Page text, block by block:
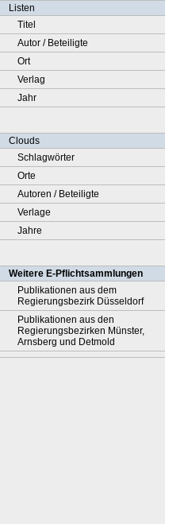
Listen
Titel
Autor / Beteiligte
Ort
Verlag
Jahr
Clouds
Schlagwörter
Orte
Autoren / Beteiligte
Verlage
Jahre
Weitere E-Pflichtsammlungen
Publikationen aus dem
Regierungsbezirk Düsseldorf
Publikationen aus den
Regierungsbezirken Münster,
Arnsberg und Detmold